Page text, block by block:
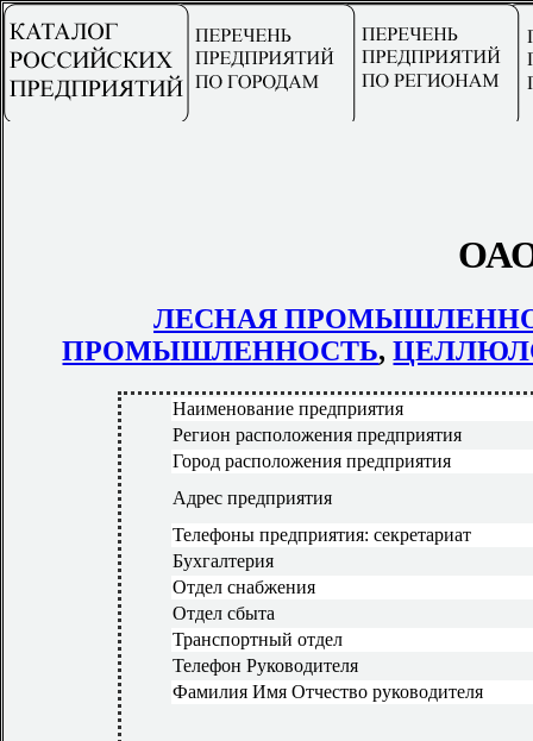
ЛЕСНАЯ
ПРОМЫШЛЕННОСТЬ,
Наименование предприятия
Регион расположения предприятия
Город расположения предприятия
Адрес предприятия
Телефоны предприятия: секретариат
Бухгалтерия
Отдел снабжения
Отдел сбыта
Транспортный отдел
Телефон Руководителя
Фамилия Имя Отчество руководителя